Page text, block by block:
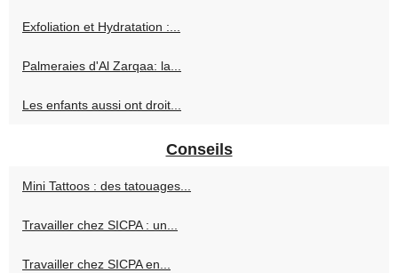
Exfoliation et Hydratation :...
Palmeraies d'Al Zarqaa: la...
Les enfants aussi ont droit...
Conseils
Mini Tattoos : des tatouages...
Travailler chez SICPA : un...
Travailler chez SICPA en...